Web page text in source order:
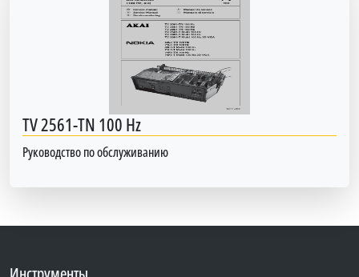
TV 2561-TN 100 Hz
Руководство по обслуживанию